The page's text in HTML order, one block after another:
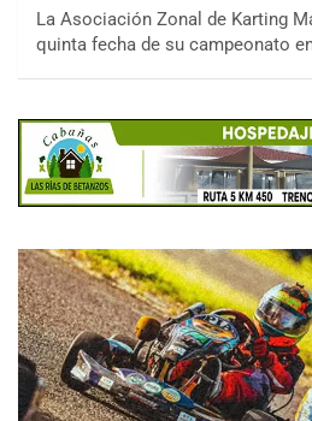
La Asociación Zonal de Karting
quinta fecha de su campeonato